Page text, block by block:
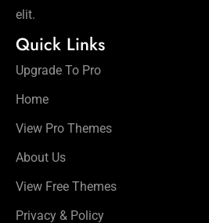
elit.
Quick Links
Upgrade To Pro
Home
View Pro Themes
About Us
View Free Themes
Privacy & Policy